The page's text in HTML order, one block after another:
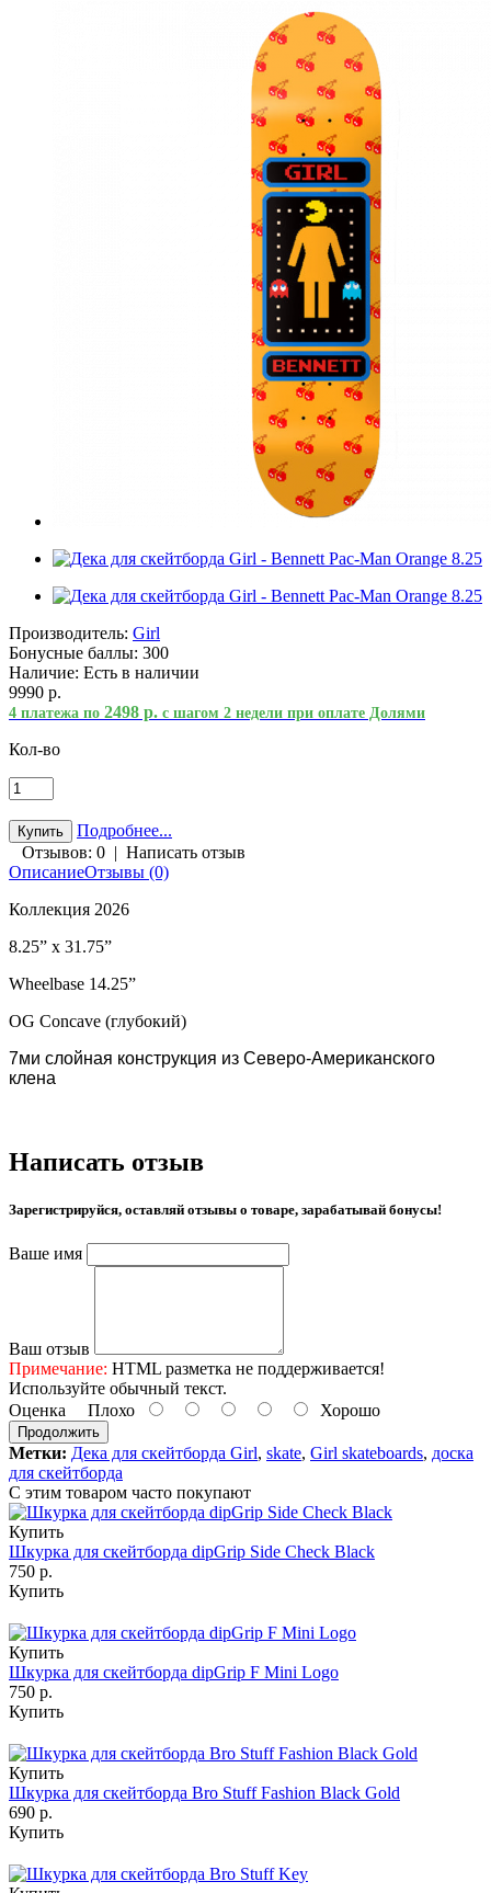
Производитель: Girl
Бонусные баллы: 300
Наличие: Есть в наличии
9990 р.
4 платежа по 2498 р. с шагом 2 недели при оплате Долями
Кол-во
Подробнее...
Отзывов: 0 | Написать отзыв
ОписаниеОтзывы (0)
Коллекция 2026
8.25” x 31.75”
Wheelbase 14.25”
OG Concave (глубокий)
7ми слойная конструкция из Северо-Американского
клена
Написать отзыв
Зарегистрируйся, оставляй отзывы о товаре, зарабатывай бонусы!
Ваше имя
Ваш отзыв
Примечание: HTML разметка не поддерживается!
Используйте обычный текст.
Оценка Плохо Хорошо
Продолжить
Метки: Дека для скейтборда Girl, skate, Girl skateboards, доска
для скейтборда
С этим товаром часто покупают
Купить
Шкурка для скейтборда dipGrip Side Check Black
750 р.
Купить
Купить
Шкурка для скейтборда dipGrip F Mini Logo
750 р.
Купить
Купить
Шкурка для скейтборда Bro Stuff Fashion Black Gold
690 р.
Купить